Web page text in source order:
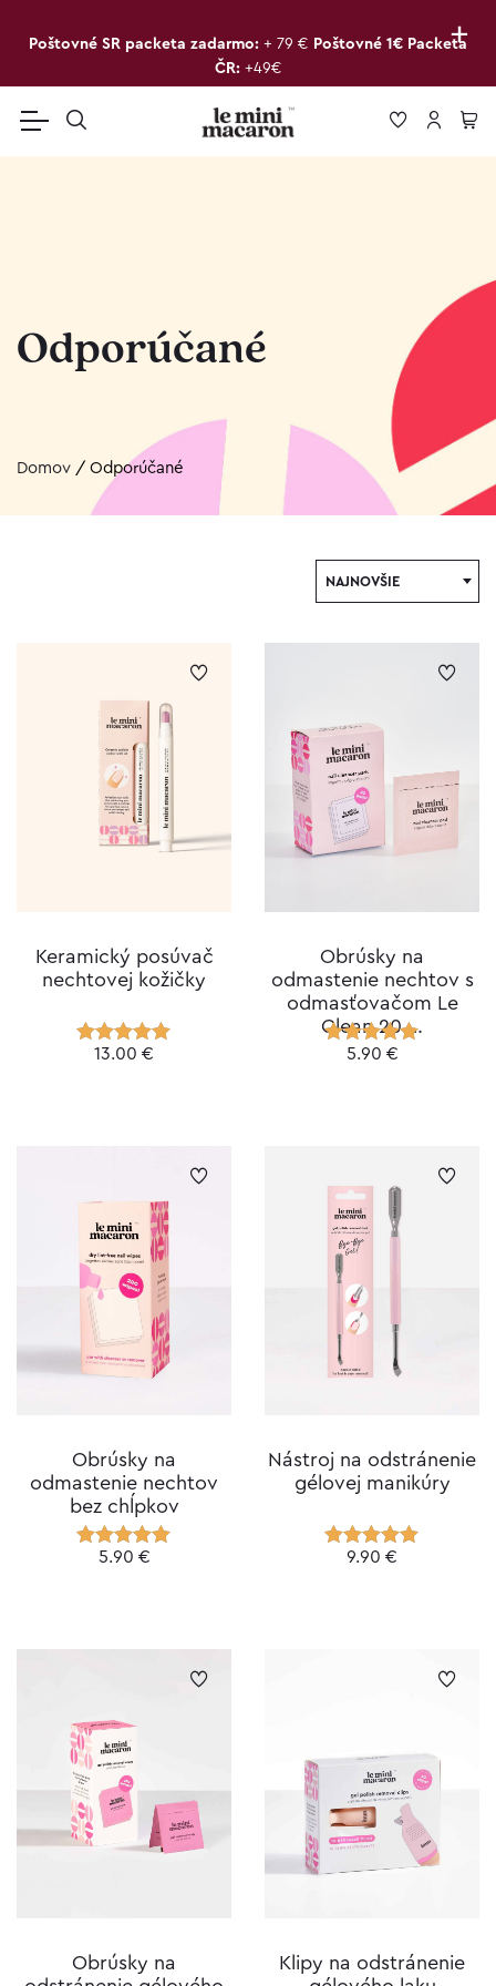
+
Poštovné SR packeta zadarmo: + 79 € Poštovné 1€ Packeta
ČR: +49€
Odporúčané
Domov / Odporúčané
NAJNOVŠIE
Keramický posúvač
nechtovej kožičky
Hodnotenie
13.00 €
Obrúsky na
odmastenie nechtov s
odmasťovačom Le
Clean 20 …
Hodnotenie
5.90 €
Obrúsky na
odmastenie nechtov
bez chĺpkov
Hodnotenie
5.90 €
Nástroj na odstránenie
gélovej manikúry
Hodnotenie
9.90 €
Obrúsky na
Klipy na odstránenie